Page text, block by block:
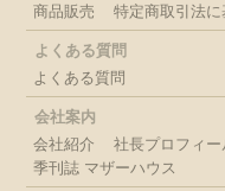
商品販売
特定商取引法
よくある質問
よくある質問
会社案内
会社紹介
社長プロフィー
季刊誌 マザーハウス